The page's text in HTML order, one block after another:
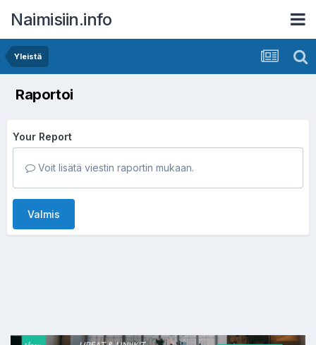
Naimisiin.info
Yleistä
Raportoi
Your Report
Voit lisätä viestin raportin mukaan.
Valmis